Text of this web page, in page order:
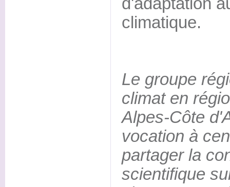
climatique.
Le groupe
climat en
Alpes-Côte
vocation à
partager la
scientifique